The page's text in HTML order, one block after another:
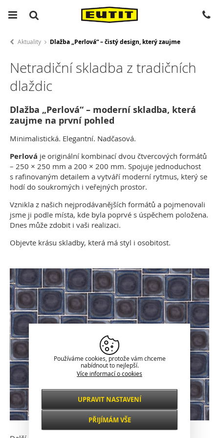
Aktuality Dlažba „Perlová“ – čistý design, který zaujme
Netradiční skladba z tradičních
dlaždic
Dlažba „Perlová“ – moderní skladba, která
zaujme na první pohled
Minimalistická. Elegantní. Nadčasová.
Perlová je originální kombinací dvou čtvercových formátů
– 250 × 250 mm a 200 × 200 mm. Spojuje jednoduchost
s rafinovaným detailem a vytváří moderní rytmus, který se
hodí do soukromých i veřejných prostor.
Vznikla z našich nejprodávanějších formátů a pojmenovali
jsme ji podle místa, kde byla poprvé s úspěchem položena.
Dnes může zdobit i vaši realizaci.
Objevte krásu skladby, která má styl i osobitost.
Používáme cookies, protože vám chceme
nabídnout to nejlepší.
Více informací o cookies
Nezbytné
VŽDY AKTIVNÍ
UPRAVIT NASTAVENÍ
PŘIJÍMÁM VŠE